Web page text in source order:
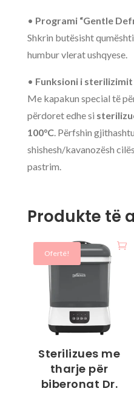
• Programi “Gentle
Shkrin butësisht
humbur vlerat ushqyese.
• Funksioni i sterilizimit
Me kapakun special të
përdoret edhe si
100°C. Përfshin
shishesh/kavanozësh
pastrim.
Produkte të
Ofertë!
Sterilizues me
tharje për
biberonat Dr.